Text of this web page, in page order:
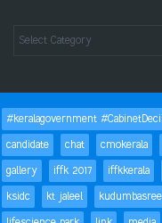
#keralagovernment
candidate
chat cmokerala
gallery
iffk 2017 iffkkerala
ksidc
kt jaleel kudumbasree